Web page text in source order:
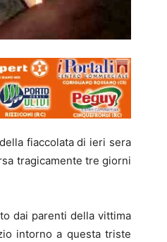
fiaccolata di ieri sera
tragicamente tre giorni
dai parenti della vittima
intorno a questa triste